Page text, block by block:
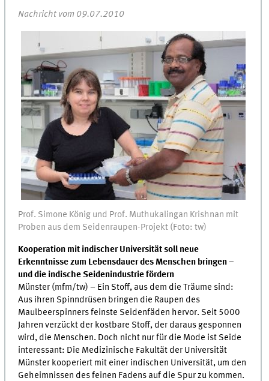
Nachricht vom 09.07.2010
Prof. Simone König und Prof. Muthukalingan Krishnan mit
Proben aus dem Seidenraupen-Projekt (Foto: tw)
Kooperation mit indischer Universität soll neue
Erkenntnisse zum Lebensdauer des Menschen bringen –
und die indische Seidenindustrie fördern
Münster (mfm/tw) – Ein Stoff, aus dem die Träume sind:
Aus ihren Spinndrüsen bringen die Raupen des
Maulbeerspinners feinste Seidenfäden hervor. Seit 5000
Jahren verzückt der kostbare Stoff, der daraus gesponnen
wird, die Menschen. Doch nicht nur für die Mode ist Seide
interessant: Die Medizinische Fakultät der Universität
Münster kooperiert mit einer indischen Universität, um den
Geheimnissen des feinen Fadens auf die Spur zu kommen.